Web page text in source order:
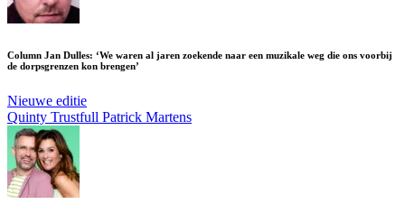
Column Jan Dulles: ‘We waren al jaren zoekende naar een muzikale weg die ons voorbij
de dorpsgrenzen kon brengen’
Nieuwe editie
Quinty Trustfull Patrick Martens